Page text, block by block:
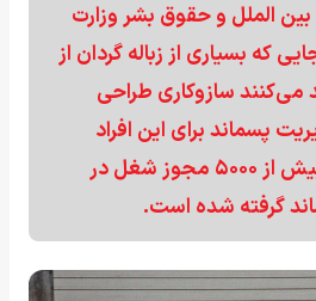
الملل و حقوق بشر وزارت
که بسیاری از زباله گردان از
سازوکاری طراحی
پسماند برای این افراد
شغلی را تدبیر کند و بیش از ۵۰۰۰ مجوز شغل در
گرفته شده است.